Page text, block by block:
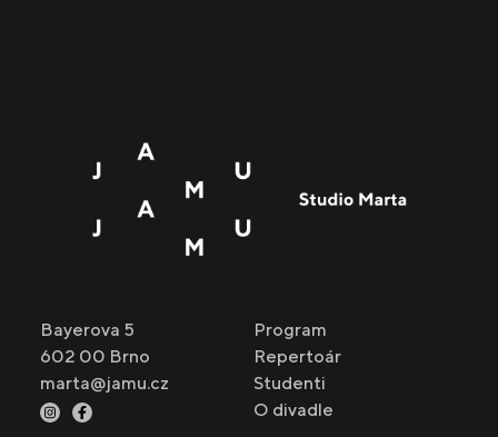
Bayerova 5
602 00 Brno
marta@jamu.cz
Program
Repertoár
Studenti
O divadle